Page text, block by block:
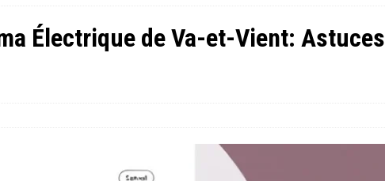
Électrique de Va-et-Vient: Astuces